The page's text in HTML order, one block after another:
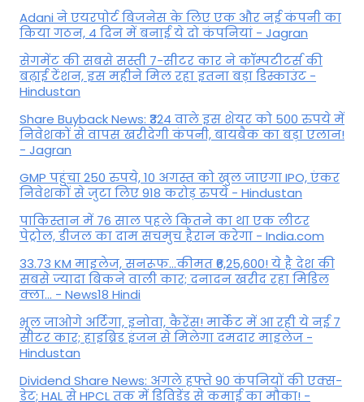
Adani ने एयरपोर्ट बिजनेस के लिए एक और नई कंपनी का
किया गठन, 4 दिन में बनाई ये दो कंपनियां - Jagran
सेगमेंट की सबसे सस्ती 7-सीटर कार ने कॉम्पटीटर्स की
बढ़ाई टेंशन, इस महीने मिल रहा इतना बड़ा डिस्काउंट -
Hindustan
Share Buyback News: ₹324 वाले इस शेयर को 500 रुपये में
निवेशकों से वापस खरीदेगी कंपनी, बायबैक का बड़ा एलान!
- Jagran
GMP पहुंचा 250 रुपये, 10 अगस्त को खुल जाएगा IPO, एंकर
निवेशकों से जुटा लिए 918 करोड़ रुपये - Hindustan
पाकिस्तान में 76 साल पहले कितने का था एक लीटर
पेट्रोल, डीजल का दाम सचमुच हैरान करेगा - India.com
33.73 KM माइलेज, सनरूफ...कीमत ₹6,25,600! ये है देश की
सबसे ज्यादा बिकने वाली कार; दनादन खरीद रहा मिडिल
क्ला... - News18 Hindi
भूल जाओगे अर्टिगा, इनोवा, कैरेंस! मार्केट में आ रही ये नई 7
सीटर कार; हाइब्रिड इंजन से मिलेगा दमदार माइलेज -
Hindustan
Dividend Share News: अगले हफ्ते 90 कंपनियों की एक्स-
डेट; HAL से HPCL तक में डिविडेंड से कमाई का मौका! -